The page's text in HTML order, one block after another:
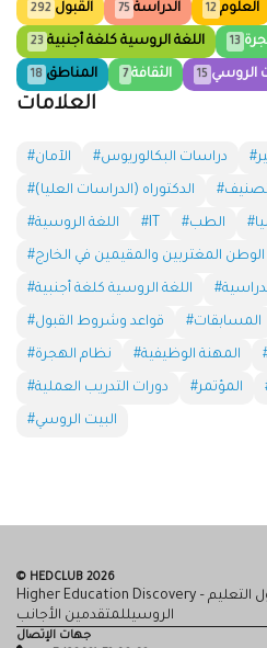
القبول 292 الدراسة 75 العلوم 12
اللغة الروسية كلغة أجنبية 23 13
المناطق 18 الثقافة 7 الروسي 15
العلامات
#الآمان #دراسات البكالوريوس
#الدكتوراه (الدراسات العليا)
#اللغة الروسية #IT #الطب
الوطن المغتربين والمقيمين في الخارج
#اللغة الروسية كلغة أجنبية
#قواعد وشروط القبول #المسابقات
#نظام الهجرة #المهنة الوظيفية
#دورات التدريب العملية #المؤتمر
#البيت الروسي
© HEDCLUB 2026
Higher Education Discovery – مجلة متعددة اللغاتحول التعليم
الروسيللمتقدمين الأجانب
جهات الإتصال